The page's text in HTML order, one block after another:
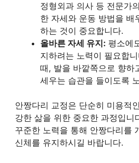
정형외과 의사 등 전문가
한 자세와 운동 방법을 배
하는 것이 중요합니다.
올바른 자세 유지: 평소에
지하려는 노력이 필요합
때, 발을 바깥쪽으로 향하
세우는 습관을 들이도록
안짱다리 교정은 단순히 미용적
강한 삶을 위한 중요한 과정입니
꾸준한 노력을 통해 안짱다리를
신체를 유지하시길 바랍니다.